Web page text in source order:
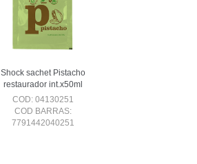
Shock sachet Pistacho
restaurador int.x50ml
COD: 04130251
COD BARRAS:
7791442040251